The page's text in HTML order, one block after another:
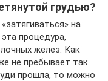
грудью?
на
процедура,
желез. Как
не пребывает так
прошла, то можно